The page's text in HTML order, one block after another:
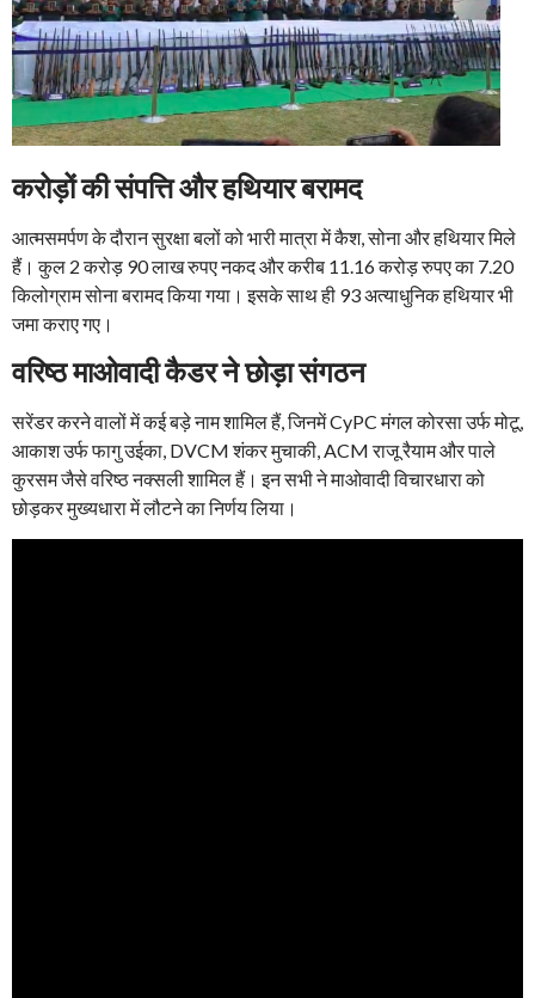
करोड़ों की संपत्ति और हथियार बरामद
आत्मसमर्पण के दौरान सुरक्षा बलों को भारी मात्रा में कैश, सोना और हथियार मिले
हैं। कुल 2 करोड़ 90 लाख रुपए नकद और करीब 11.16 करोड़ रुपए का 7.20
किलोग्राम सोना बरामद किया गया। इसके साथ ही 93 अत्याधुनिक हथियार भी
जमा कराए गए।
वरिष्ठ माओवादी कैडर ने छोड़ा संगठन
सरेंडर करने वालों में कई बड़े नाम शामिल हैं, जिनमें CyPC मंगल कोरसा उर्फ मोटू,
आकाश उर्फ फागु उईका, DVCM शंकर मुचाकी, ACM राजू रैयाम और पाले
कुरसम जैसे वरिष्ठ नक्सली शामिल हैं। इन सभी ने माओवादी विचारधारा को
छोड़कर मुख्यधारा में लौटने का निर्णय लिया।